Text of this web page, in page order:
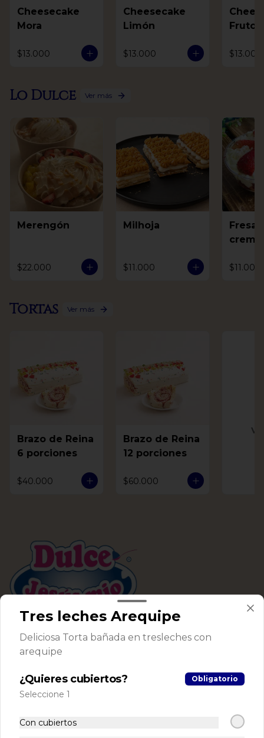
Cheesecake
Mora
$13.000
Cheesecake
Limón
$13.000
Frutos
$13.000
Lo Dulce Ver más
Merengón
$22.000
Milhoja
$11.000
crema
$11.000
Tortas Ver más
Brazo de Reina
6 porciones
$40.000
Brazo de Reina
12 porciones
$60.000
Conócenos
Términos y condiciones
Política de privacidad
Redes sociales
Tres leches Arequipe
Deliciosa Torta bañada en tresleches con
arequipe
¿Quieres cubiertos? Obligatorio
Seleccione 1
Con cubiertos